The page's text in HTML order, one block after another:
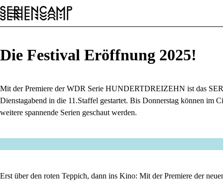
FestivalConference
Die Festival Eröffnung 2025!
Mit der Premiere der WDR Serie HUNDERTDREIZEHN ist das
Dienstagabend in die 11.Staffel gestartet. Bis Donnerstag können im
weitere spannende Serien geschaut werden.
Erst über den roten Teppich, dann ins Kino: Mit der Premiere der